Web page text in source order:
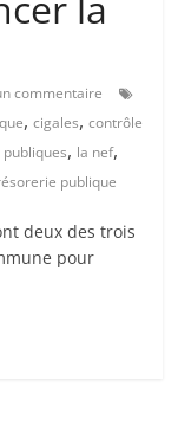
commentaire
,cigales,contrôle
, la nef,
publique
deux des trois
pour